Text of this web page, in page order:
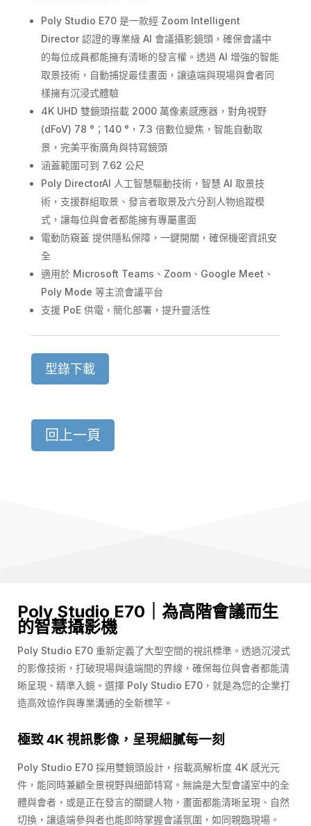
Poly Studio E70 是一款經 Zoom Intelligent
Director 認證的專業級 AI 會議攝影鏡頭，確保會議中
的每位成員都能擁有清晰的發言權。透過 AI 增強的智能
取景技術，自動捕捉最佳畫面，讓遠端與現場與會者同
樣擁有沉浸式體驗
4K UHD 雙鏡頭搭載 2000 萬像素感應器，對角視野
(dFoV) 78 °；140 °，7.3 倍數位變焦，智能自動取
景，完美平衡廣角與特寫鏡頭
涵蓋範圍可到 7.62 公尺
Poly DirectorAI 人工智慧驅動技術，智慧 AI 取景技
術，支援群組取景、發言者取景及六分割人物追蹤模
式，讓每位與會者都能擁有專屬畫面
電動防窺蓋 提供隱私保障，一鍵開關，確保機密資訊安
全
適用於 Microsoft Teams、Zoom、Google Meet、
Poly Mode 等主流會議平台
支援 PoE 供電，簡化部署，提升靈活性
型錄下載
回上一頁
Poly Studio E70｜為高階會議而生
的智慧攝影機
Poly Studio E70 重新定義了大型空間的視訊標準。透過沉浸式
的影像技術，打破現場與遠端間的界線，確保每位與會者都能清
晰呈現、精準入鏡。選擇 Poly Studio E70，就是為您的企業打
造高效協作與專業溝通的全新標竿。
極致 4K 視訊影像，呈現細膩每一刻
Poly Studio E70 採用雙鏡頭設計，搭載高解析度 4K 感光元
件，能同時兼顧全景視野與細節特寫。無論是大型會議室中的全
體與會者，或是正在發言的關鍵人物，畫面都能清晰呈現、自然
切換，讓遠端參與者也能即時掌握會議氛圍，如同親臨現場。